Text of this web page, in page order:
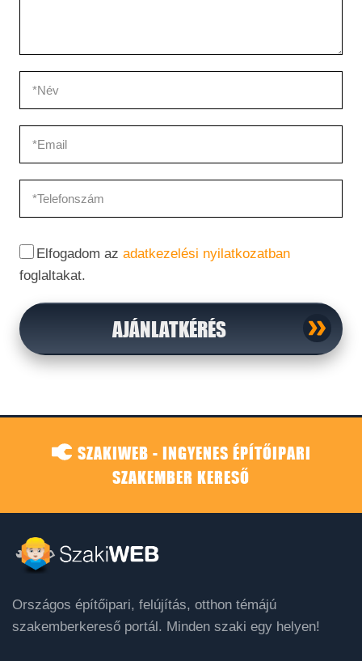
Elfogadom az adatkezelési nyilatkozatban
foglaltakat.
AJÁNLATKÉRÉS
SZAKIWEB - INGYENES ÉPÍTŐIPARI
SZAKEMBER KERESŐ
Országos építőipari, felújítás, otthon témájú
szakemberkereső portál. Minden szaki egy helyen!